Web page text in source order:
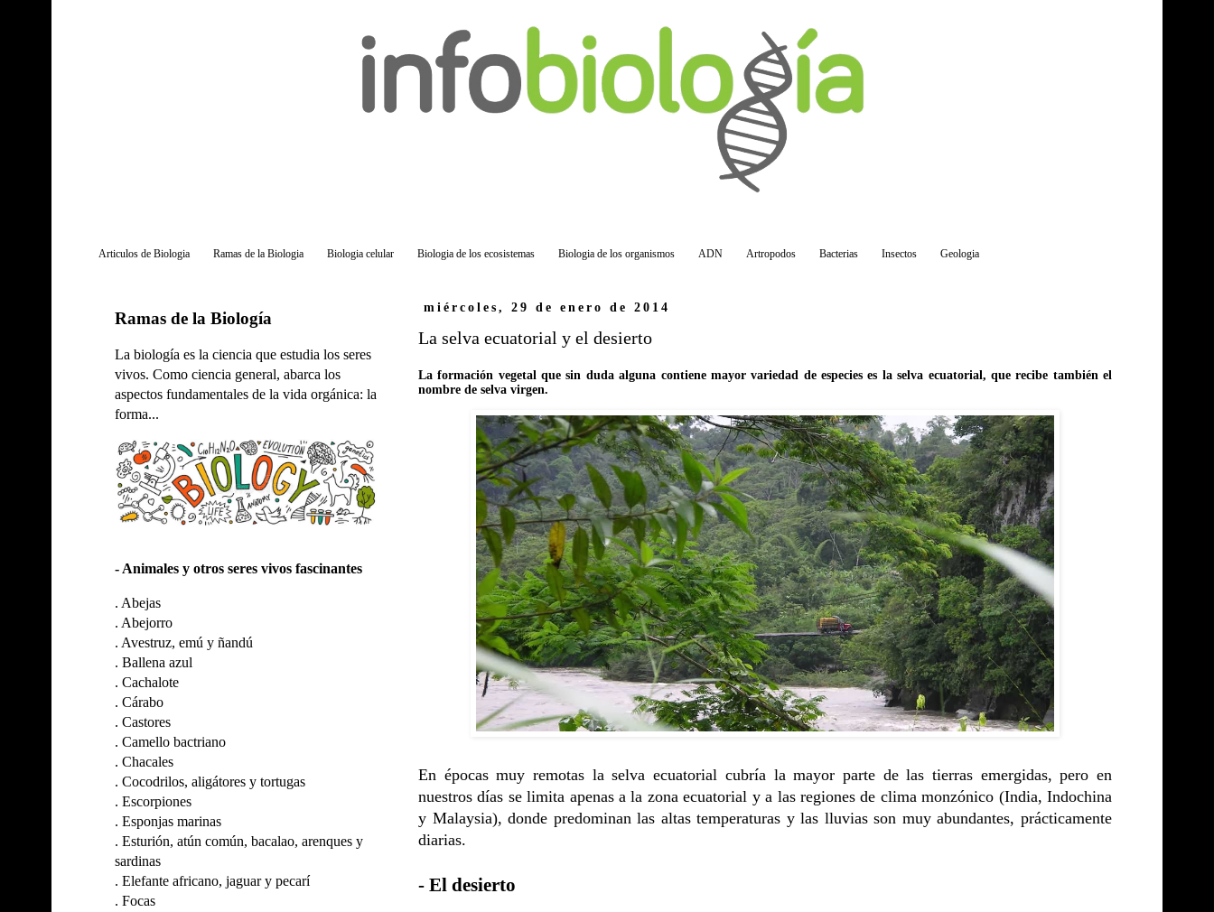
Articulos de Biologia Ramas de la Biologia Biologia celular Biologia de los ecosistemas Biologia de los organismos ADN Artropodos Bacterias Insectos Geologia
miércoles, 29 de enero de 2014
La selva ecuatorial y el desierto
La formación vegetal que sin duda alguna contiene mayor variedad de especies es la selva ecuatorial, que recibe también el
nombre de selva virgen.
En épocas muy remotas la selva ecuatorial cubría la mayor parte de las tierras emergidas, pero en
nuestros días se limita apenas a la zona ecuatorial y a las regiones de clima monzónico (India, Indochina
y Malaysia), donde predominan las altas temperaturas y las lluvias son muy abundantes, prácticamente
diarias.
- El desierto
Ramas de la Biología
La biología es la ciencia que estudia los seres
vivos. Como ciencia general, abarca los
aspectos fundamentales de la vida orgánica: la
forma...
- Animales y otros seres vivos fascinantes
. Abejas
. Abejorro
. Avestruz, emú y ñandú
. Ballena azul
. Cachalote
. Cárabo
. Castores
. Camello bactriano
. Chacales
. Cocodrilos, aligátores y tortugas
. Escorpiones
. Esponjas marinas
. Esturión, atún común, bacalao, arenques y
sardinas
. Elefante africano, jaguar y pecarí
. Focas